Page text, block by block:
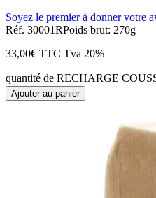
Soyez le premier à donner votre
Réf. 30001RPoids brut: 270g
33,00€ TTC Tva 20%
quantité de RECHARGE
Ajouter au panier